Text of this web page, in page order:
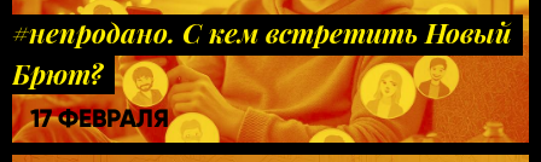
#непродано. С кем встретить Новый
Брют?
17 ФЕВРАЛЯ